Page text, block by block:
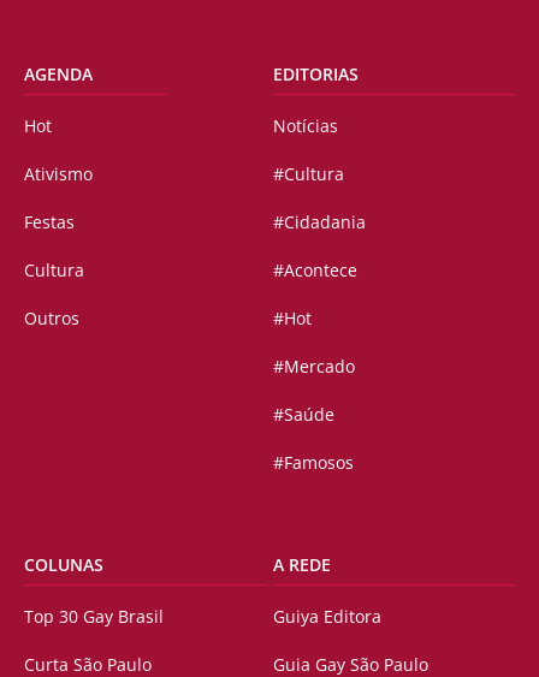
AGENDA
Hot
Ativismo
Festas
Cultura
Outros
EDITORIAS
Notícias
#Cultura
#Cidadania
#Acontece
#Hot
#Mercado
#Saúde
#Famosos
COLUNAS
Top 30 Gay Brasil
Curta São Paulo
A REDE
Guiya Editora
Guia Gay São Paulo